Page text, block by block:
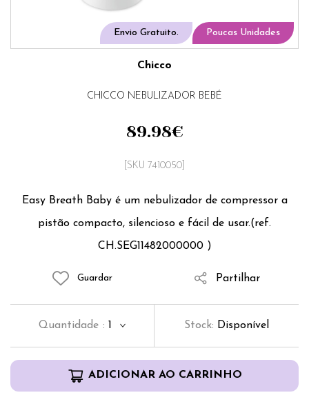
Envio Gratuito. Poucas Unidades
Chicco
CHICCO NEBULIZADOR BEBÉ
Easy Breath Baby é um nebulizador de compressor a
pistão compacto, silencioso e fácil de usar.(ref.
CH.SEG11482000000 )
[SKU 7410050]
89.98€
Guardar Partilhar
Quantidade : 1 Stock: Disponível
ADICIONAR AO CARRINHO